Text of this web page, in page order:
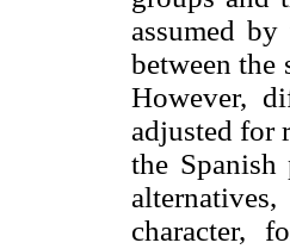
assumed
between the
However,
adjusted for
the Spanish
character,